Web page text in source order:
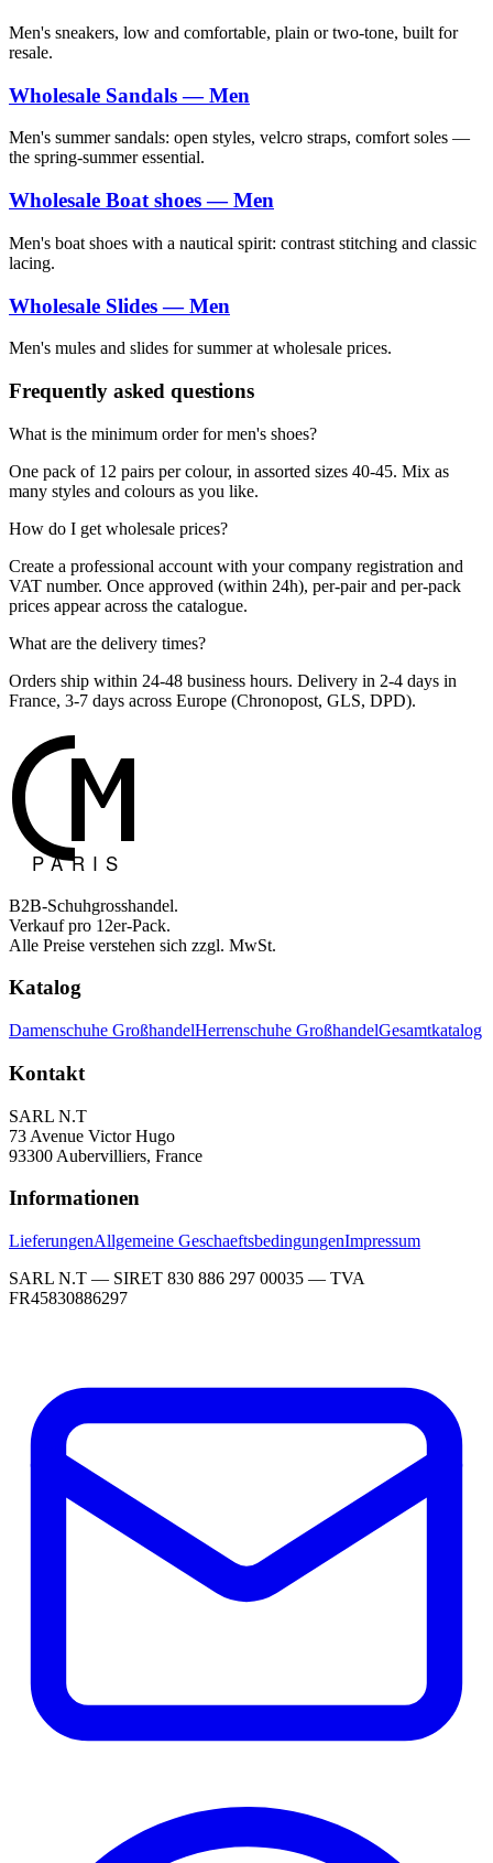
Men's sneakers, low and comfortable, plain or two-tone, built for
resale.
Wholesale Sandals — Men
Men's summer sandals: open styles, velcro straps, comfort soles —
the spring-summer essential.
Wholesale Boat shoes — Men
Men's boat shoes with a nautical spirit: contrast stitching and classic
lacing.
Wholesale Slides — Men
Men's mules and slides for summer at wholesale prices.
Frequently asked questions
What is the minimum order for men's shoes?
One pack of 12 pairs per colour, in assorted sizes 40-45. Mix as
many styles and colours as you like.
How do I get wholesale prices?
Create a professional account with your company registration and
VAT number. Once approved (within 24h), per-pair and per-pack
prices appear across the catalogue.
What are the delivery times?
Orders ship within 24-48 business hours. Delivery in 2-4 days in
France, 3-7 days across Europe (Chronopost, GLS, DPD).
B2B-Schuhgrosshandel.
Verkauf pro 12er-Pack.
Alle Preise verstehen sich zzgl. MwSt.
Katalog
Damenschuhe GroßhandelHerrenschuhe GroßhandelGesamtkatalog
Kontakt
SARL N.T
73 Avenue Victor Hugo
93300 Aubervilliers, France
Informationen
LieferungenAllgemeine GeschaeftsbedingungenImpressum
SARL N.T — SIRET 830 886 297 00035 — TVA
FR45830886297